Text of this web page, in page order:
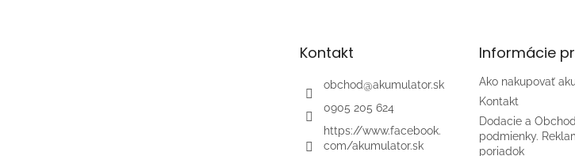
Kontakt
obchod@akumulator.sk
0905 205 624
https://www.facebook.
com/akumulator.sk
Informácie
Ako nakupovať
Kontakt
Dodacie a
podmienky.
poriadok